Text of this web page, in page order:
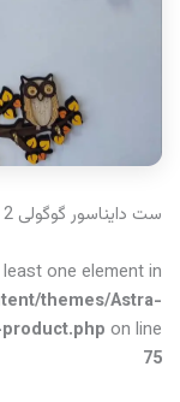
ست دایناسور گوگولی 2
one element in
themes/Astra-
on line
75